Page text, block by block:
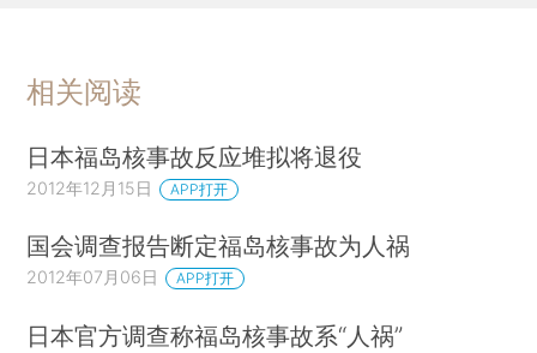
相关阅读
日本福岛核事故反应堆拟将退役
2012年12月15日 APP打开
国会调查报告断定福岛核事故为人祸
2012年07月06日 APP打开
日本官方调查称福岛核事故系“人祸”